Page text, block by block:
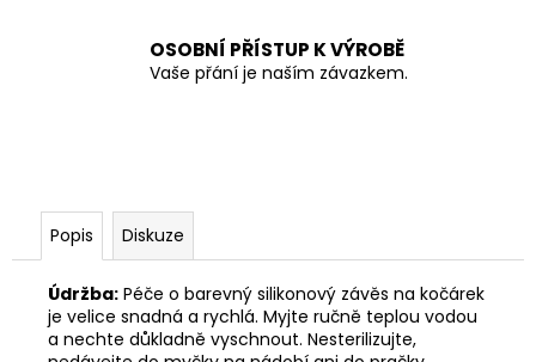
OSOBNÍ PŘÍSTUP K VÝROBĚ
Vaše přání je naším závazkem.
Popis Diskuze
Údržba: Péče o barevný silikonový závěs na kočárek
je velice snadná a rychlá. Myjte ručně teplou vodou
a nechte důkladně vyschnout. Nesterilizujte,